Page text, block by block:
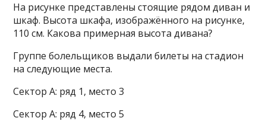
На рисунке представлены стоящие рядом диван и
шкаф. Высота шкафа, изображённого на рисунке,
110 см. Какова примерная высота дивана?
Группе болельщиков выдали билеты на стадион
на следующие места.
Сектор А: ряд 1, место 3
Сектор А: ряд 4, место 5